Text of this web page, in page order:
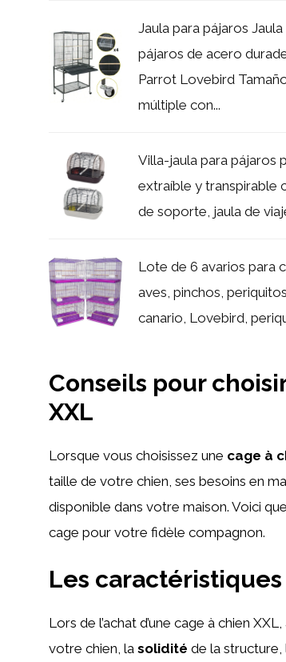
Jaula para pájaros
pájaros de acero
Parrot Lovebird
múltiple con...
Villa-jaula para pájaros
extraíble y transpirable
de soporte, jaula de
Lote de 6 avarios para
aves, pinchos,
canario, Lovebird,
Conseils pour
XXL
Lorsque vous choisissez une cage à
taille de votre chien, ses besoins en
disponible dans votre maison. Voici
cage pour votre fidèle compagnon.
Les
Lors de l’achat d’une cage à chien
votre chien, la solidité de la structure,